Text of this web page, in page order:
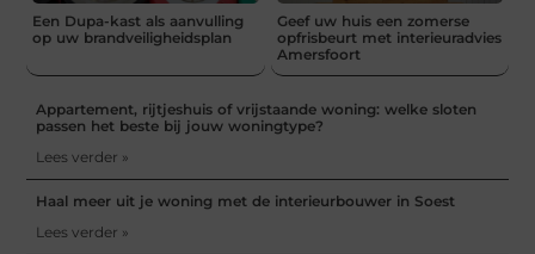
Een Dupa-kast als aanvulling
op uw brandveiligheidsplan
Geef uw huis een zomerse
opfrisbeurt met interieuradvies
Amersfoort
Appartement, rijtjeshuis of vrijstaande woning: welke sloten
passen het beste bij jouw woningtype?
Lees verder »
Haal meer uit je woning met de interieurbouwer in Soest
Lees verder »